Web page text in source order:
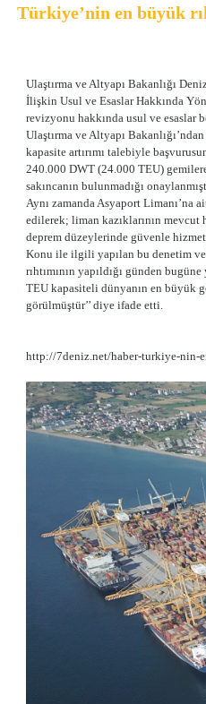
Türkiye’nin en büyük
Ulaştırma ve Altyapı Bakanlığı
İlişkin Usul ve Esaslar Hakkında
revizyonu hakkında usul ve esaslar
Ulaştırma ve Altyapı
kapasite artırımı talebiyle
240.000 DWT (24.000 TEU)
sakıncanın bulunmadığı
Aynı zamanda Asyaport Limanı’na
edilerek; liman kazıklarının
deprem düzeylerinde güvenle
Konu ile ilgili yapılan bu denetim
rıhtımının yapıldığı günden
TEU kapasiteli dünyanın en büyük
görülmüştür’’ diye ifade etti.
http://7deniz.net/haber-turkiye-nin-